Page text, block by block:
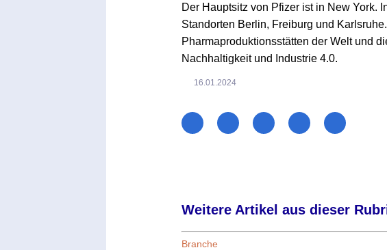
Der Hauptsitz von Pfizer ist in New York.
Standorten Berlin, Freiburg und
Pharmaproduktionsstätten der Welt und
Nachhaltigkeit und Industrie 4.0.
16.01.2024
Weitere Artikel aus dieser
Branche